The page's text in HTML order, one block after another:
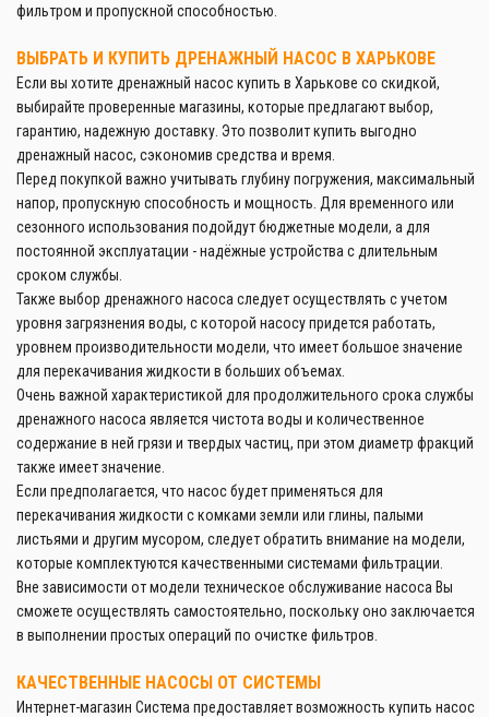
фильтром и пропускной способностью.
ВЫБРАТЬ И КУПИТЬ ДРЕНАЖНЫЙ НАСОС В ХАРЬКОВЕ
Если вы хотите дренажный насос купить в Харькове со скидкой,
выбирайте проверенные магазины, которые предлагают выбор,
гарантию, надежную доставку. Это позволит купить выгодно
дренажный насос, сэкономив средства и время.
Перед покупкой важно учитывать глубину погружения, максимальный
напор, пропускную способность и мощность. Для временного или
сезонного использования подойдут бюджетные модели, а для
постоянной эксплуатации - надёжные устройства с длительным
сроком службы.
Также выбор дренажного насоса следует осуществлять с учетом
уровня загрязнения воды, с которой насосу придется работать,
уровнем производительности модели, что имеет большое значение
для перекачивания жидкости в больших объемах.
Очень важной характеристикой для продолжительного срока службы
дренажного насоса является чистота воды и количественное
содержание в ней грязи и твердых частиц, при этом диаметр фракций
также имеет значение.
Если предполагается, что насос будет применяться для
перекачивания жидкости с комками земли или глины, палыми
листьями и другим мусором, следует обратить внимание на модели,
которые комплектуются качественными системами фильтрации.
Вне зависимости от модели техническое обслуживание насоса Вы
сможете осуществлять самостоятельно, поскольку оно заключается
в выполнении простых операций по очистке фильтров.
КАЧЕСТВЕННЫЕ НАСОСЫ ОТ СИСТЕМЫ
Интернет-магазин Система предоставляет возможность купить насос